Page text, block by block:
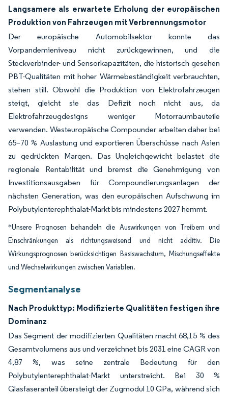
Langsamere als erwartete Erholung der europäischen
Produktion von Fahrzeugen mit Verbrennungsmotor
Der europäische Automobilsektor konnte das
Vorpandemieniveau nicht zurückgewinnen, und die
Steckverbinder- und Sensorkapazitäten, die historisch gesehen
PBT-Qualitäten mit hoher Wärmebeständigkeit verbrauchten,
stehen still. Obwohl die Produktion von Elektrofahrzeugen
steigt, gleicht sie das Defizit noch nicht aus, da
Elektrofahrzeugdesigns weniger Motorraumbauteile
verwenden. Westeuropäische Compounder arbeiten daher bei
65–70 % Auslastung und exportieren Überschüsse nach Asien
zu gedrückten Margen. Das Ungleichgewicht belastet die
regionale Rentabilität und bremst die Genehmigung von
Investitionsausgaben für Compoundierungsanlagen der
nächsten Generation, was den europäischen Aufschwung im
Polybutylenterephthalat-Markt bis mindestens 2027 hemmt.
*Unsere Prognosen behandeln die Auswirkungen von Treibern und
Einschränkungen als richtungsweisend und nicht additiv. Die
Wirkungsprognosen berücksichtigen Basiswachstum, Mischungseffekte
und Wechselwirkungen zwischen Variablen.
Segmentanalyse
Nach Produkttyp: Modifizierte Qualitäten festigen ihre
Dominanz
Das Segment der modifizierten Qualitäten macht 68,15 % des
Gesamtvolumens aus und verzeichnet bis 2031 eine CAGR von
4,87 %, was seine zentrale Bedeutung für den
Polybutylenterephthalat-Markt unterstreicht. Bei 30 %
Glasfaseranteil übersteigt der Zugmodul 10 GPa, während sich